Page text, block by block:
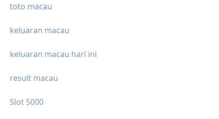
toto macau
keluaran macau
keluaran macau hari ini
result macau
Slot 5000